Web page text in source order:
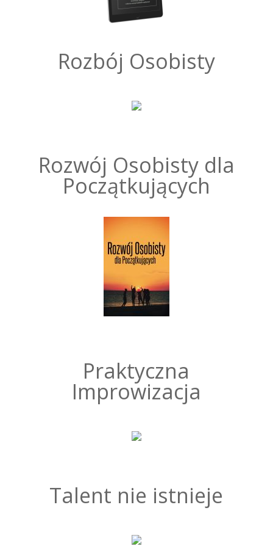
Rozbój Osobisty
Rozwój Osobisty dla
Początkujących
Praktyczna
Improwizacja
Talent nie istnieje